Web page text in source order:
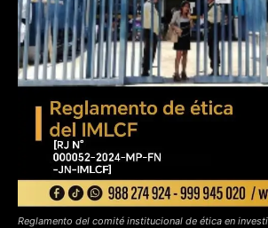
Reglamento del comité institucional de ética en